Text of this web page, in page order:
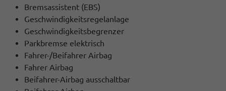
Bremsassistent (EBS)
Geschwindigkeitsregelanlage
Geschwindigkeitsbegrenzer
Parkbremse elektrisch
Fahrer-/Beifahrer Airbag
Fahrer Airbag
Beifahrer-Airbag ausschaltbar